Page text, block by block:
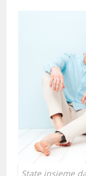
State insieme